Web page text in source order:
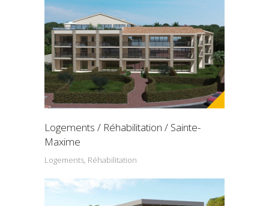
Logements / Réhabilitation / Sainte-
Maxime
Logements, Réhabilitation